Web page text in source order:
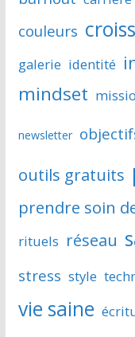
couleurs
galerie identité
mindset
newsletter
outils gratuits
prendre soin
rituels réseau
stress style
vie saine